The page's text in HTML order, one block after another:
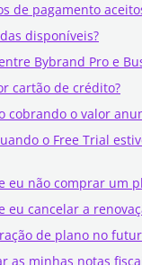
de pagamento
disponíveis?
Bybrand Pro e
cartão de crédito?
cobrando o valor
o Free Trial
eu não comprar um
eu cancelar a
de plano no
as minhas notas